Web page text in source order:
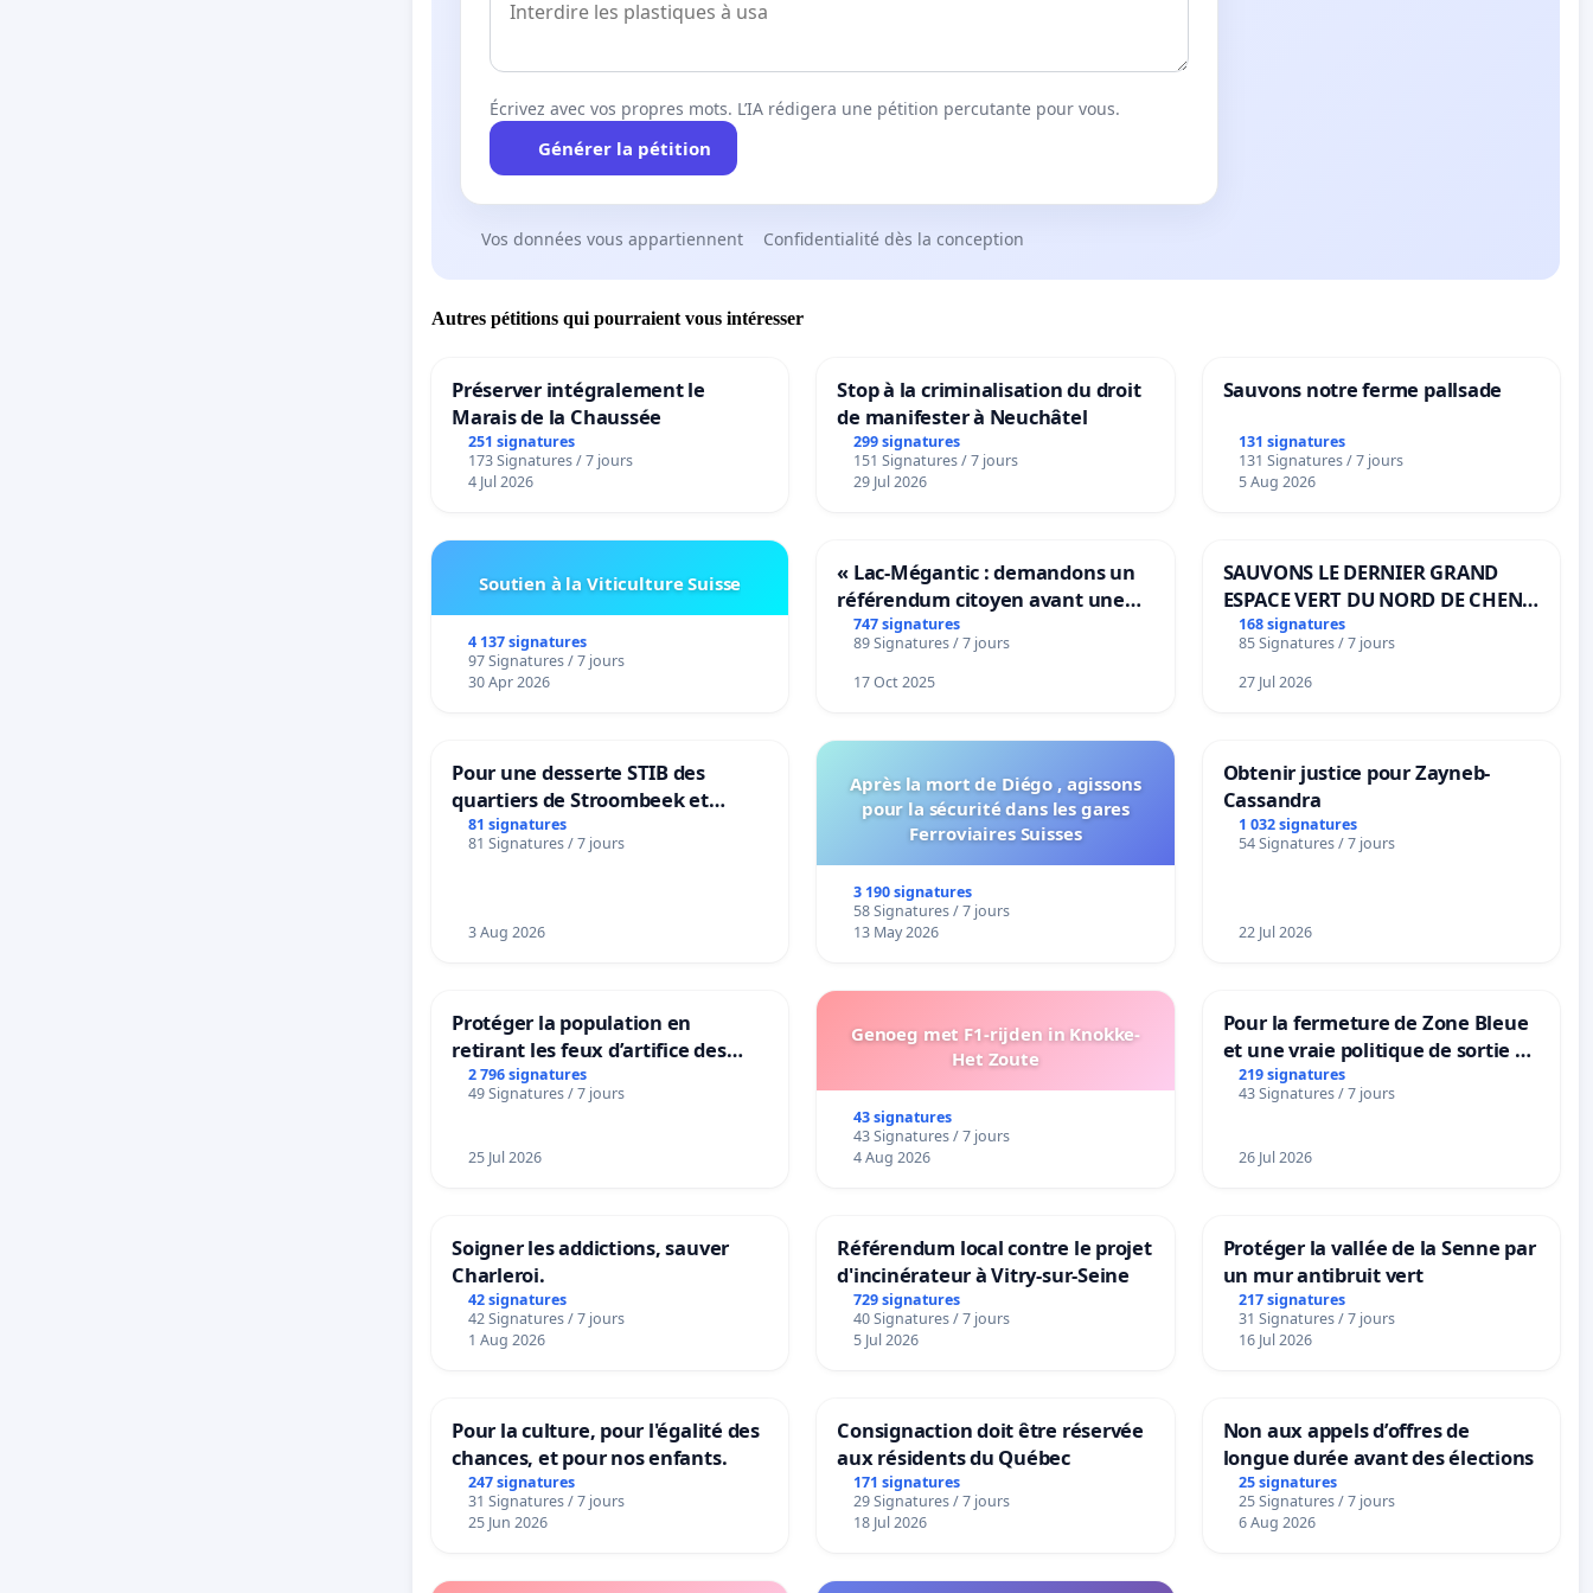
Écrivez avec vos propres mots. L’IA rédigera une pétition percutante pour vous.
Générer la pétition
Vos données vous appartiennent Confidentialité dès la conception
Autres pétitions qui pourraient vous intéresser
Préserver intégralement le
Marais de la Chaussée
251 signatures
173 Signatures / 7 jours
4 Jul 2026
Stop à la criminalisation du droit
de manifester à Neuchâtel
299 signatures
151 Signatures / 7 jours
29 Jul 2026
Sauvons notre ferme pallsade
131 signatures
131 Signatures / 7 jours
5 Aug 2026
Soutien à la Viticulture Suisse
4 137 signatures
97 Signatures / 7 jours
30 Apr 2026
« Lac-Mégantic : demandons un
référendum citoyen avant une
transformation irréversible de
notre territoire »
747 signatures
89 Signatures / 7 jours
17 Oct 2025
SAUVONS LE DERNIER GRAND
ESPACE VERT DU NORD DE CHENE-
BOUGERIES
168 signatures
85 Signatures / 7 jours
27 Jul 2026
Pour une desserte STIB des
quartiers de Stroombeek et
Beauval - Voor een MIVB-
bediening van de wijken
81 signatures
81 Signatures / 7 jours
3 Aug 2026
Après la mort de Diégo , agissons
pour la sécurité dans les gares
Ferroviaires Suisses
3 190 signatures
58 Signatures / 7 jours
13 May 2026
Obtenir justice pour Zayneb-
Cassandra
1 032 signatures
54 Signatures / 7 jours
22 Jul 2026
Protéger la population en
retirant les feux d’artifice des
rayons
2 796 signatures
49 Signatures / 7 jours
25 Jul 2026
Genoeg met F1-rijden in Knokke-
Het Zoute
43 signatures
43 Signatures / 7 jours
4 Aug 2026
Pour la fermeture de Zone Bleue
et une vraie politique de sortie de
la dépendance
219 signatures
43 Signatures / 7 jours
26 Jul 2026
Soigner les addictions, sauver
Charleroi.
42 signatures
42 Signatures / 7 jours
1 Aug 2026
Référendum local contre le projet
d'incinérateur à Vitry-sur-Seine
729 signatures
40 Signatures / 7 jours
5 Jul 2026
Protéger la vallée de la Senne par
un mur antibruit vert
217 signatures
31 Signatures / 7 jours
16 Jul 2026
Pour la culture, pour l'égalité des
chances, et pour nos enfants.
247 signatures
31 Signatures / 7 jours
25 Jun 2026
Consignaction doit être réservée
aux résidents du Québec
171 signatures
29 Signatures / 7 jours
18 Jul 2026
Non aux appels d’offres de
longue durée avant des élections
25 signatures
25 Signatures / 7 jours
6 Aug 2026